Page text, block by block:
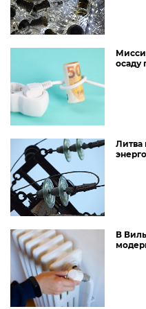
осаду
Литва
В